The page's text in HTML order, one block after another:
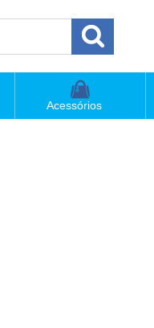
(48) 3658-4820
(48)996063435
Acessórios